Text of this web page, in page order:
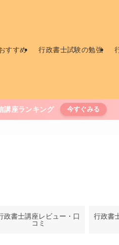
すすめ 行政書士試験の勉強
講座ランキング 今すぐみる
政書士講座レビュー・口
コミ
行政書